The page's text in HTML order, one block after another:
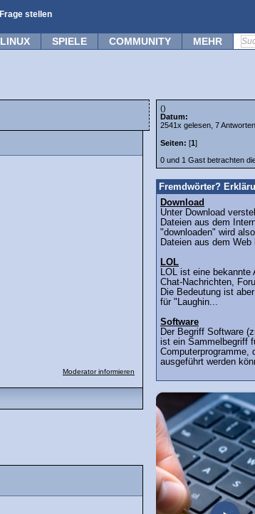
Frage stellen
LINUX SPIELE COMMUNITY MEHR
Moderator informieren
()
Datum:
2541x gelesen, 7 Antworten.
Seiten: [1]
0 und 1 Gast betrachten
Fremdwörter?
Download
Unter Download
Dateien aus dem
"downloaden" wird
Dateien aus dem Web
LOL
LOL ist eine bekannte
Chat-Nachrichten,
Die Bedeutung ist
für "Laughin...
Software
Der Begriff Software
ist ein Sammelbegriff
Computerprogramme,
ausgeführt werden